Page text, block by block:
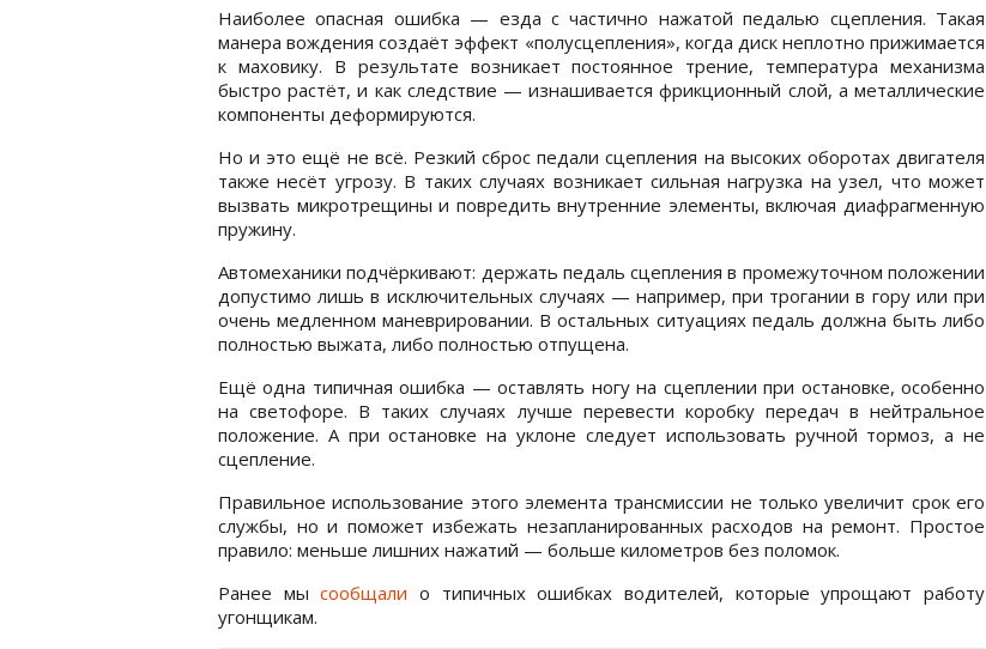
Наиболее опасная ошибка — езда с частично нажатой педалью сцепления. Такая
манера вождения создаёт эффект «полусцепления», когда диск неплотно прижимается
к маховику. В результате возникает постоянное трение, температура механизма
быстро растёт, и как следствие — изнашивается фрикционный слой, а металлические
компоненты деформируются.
Но и это ещё не всё. Резкий сброс педали сцепления на высоких оборотах двигателя
также несёт угрозу. В таких случаях возникает сильная нагрузка на узел, что может
вызвать микротрещины и повредить внутренние элементы, включая диафрагменную
пружину.
Автомеханики подчёркивают: держать педаль сцепления в промежуточном положении
допустимо лишь в исключительных случаях — например, при трогании в гору или при
очень медленном маневрировании. В остальных ситуациях педаль должна быть либо
полностью выжата, либо полностью отпущена.
Ещё одна типичная ошибка — оставлять ногу на сцеплении при остановке, особенно
на светофоре. В таких случаях лучше перевести коробку передач в нейтральное
положение. А при остановке на уклоне следует использовать ручной тормоз, а не
сцепление.
Правильное использование этого элемента трансмиссии не только увеличит срок его
службы, но и поможет избежать незапланированных расходов на ремонт. Простое
правило: меньше лишних нажатий — больше километров без поломок.
Ранее мысообщали о типичных ошибках водителей, которые упрощают работу
угонщикам.